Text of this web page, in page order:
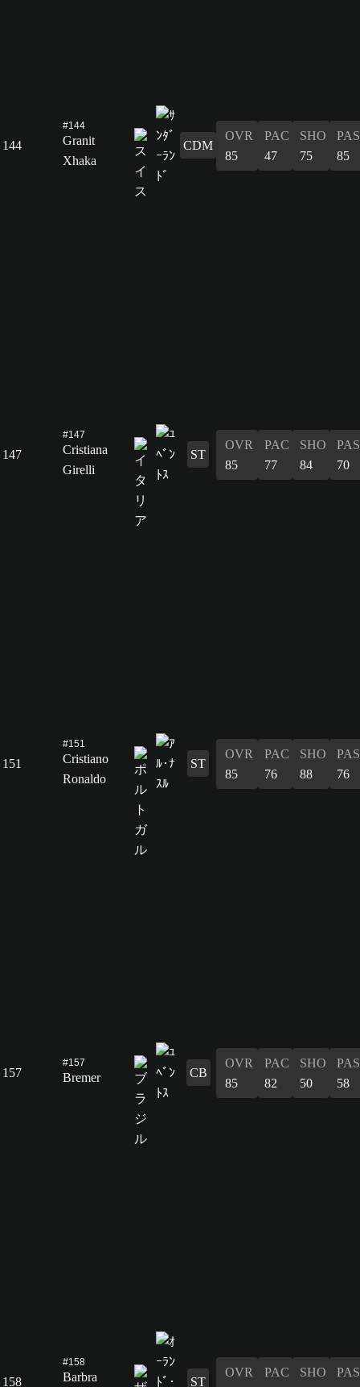
144
#144
Granit
Xhaka
CDM
OVR
85
PAC
47
SHO
75
PAS
85
147
#147
Cristiana
Girelli
ST
OVR
85
PAC
77
SHO
84
PAS
70
151
#151
Cristiano
Ronaldo
ST
OVR
85
PAC
76
SHO
88
PAS
76
157
#157
Bremer CB
OVR
85
PAC
82
SHO
50
PAS
58
158
#158
Barbra ST
OVR
PAC
SHO
PAS